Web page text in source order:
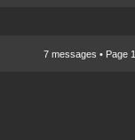
7 messages • Page 1